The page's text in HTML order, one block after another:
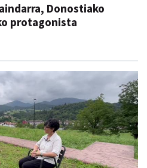
Donostiako
protagonista